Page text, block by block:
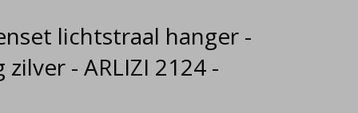
lichtstraal hanger -
- ARLIZI 2124 -